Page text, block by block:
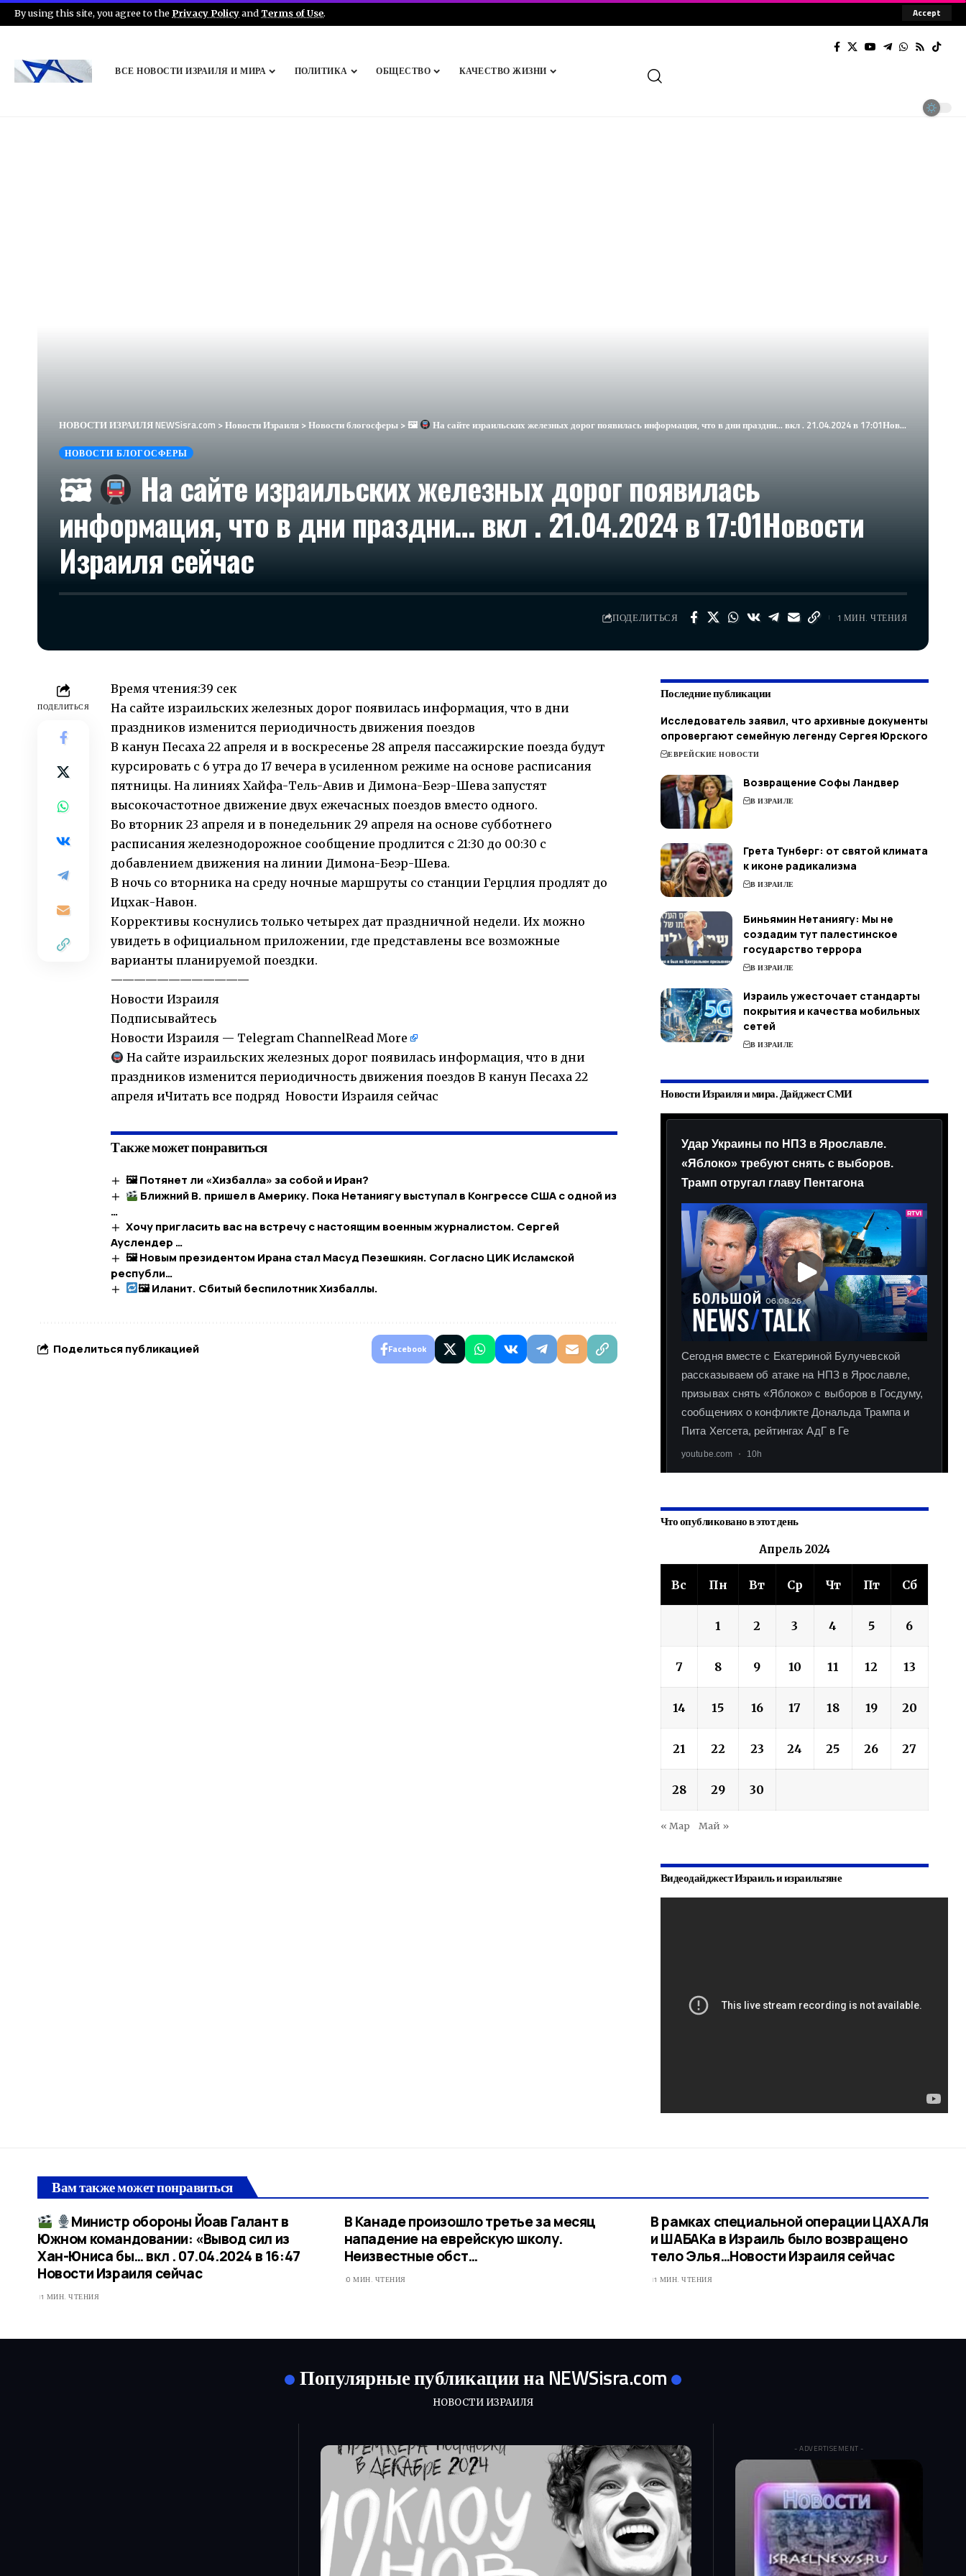
By using this site, you agree to the Privacy Policyand Terms of Use. Accept
ВСЕ НОВОСТИ ИЗРАИЛЯ И МИРА ПОЛИТИКА ОБЩЕСТВО КАЧЕСТВО ЖИЗНИ
НОВОСТИ ИЗРАИЛЯ NEWSisra.com >Новости Израиля >Новости блогосферы >🖼 На сайте израильских железных дорог появилась информация, что в дни праздни… вкл . 21.04.2024 в 17:01​Новости Израиля сейчас
НОВОСТИ БЛОГОСФЕРЫ
🖼
На сайте израильских железных дорог появилась
информация, что в дни праздни… вкл . 21.04.2024 в 17:01​Новости
Израиля сейчас
ПОДЕЛИТЬСЯ 1 МИН. ЧТЕНИЯ
ПОДЕЛИТЬСЯ
Время чтения:39 сек
На сайте израильских железных дорог появилась информация, что в дни
праздников изменится периодичность движения поездов
В канун Песаха 22 апреля и в воскресенье 28 апреля пассажирские поезда будут
курсировать с 6 утра до 17 вечера в усиленном режиме на основе расписания
пятницы. На линиях Хайфа-Тель-Авив и Димона-Беэр-Шева запустят
высокочастотное движение двух ежечасных поездов вместо одного.
Во вторник 23 апреля и в понедельник 29 апреля на основе субботнего
расписания железнодорожное сообщение продлится с 21:30 до 00:30 с
добавлением движения на линии Димона-Беэр-Шева.
В ночь со вторника на среду ночные маршруты со станции Герцлия продлят до
Ицхак-Навон.
Коррективы коснулись только четырех дат праздничной недели. Их можно
увидеть в официальном приложении, где представлены все возможные
варианты планируемой поездки.
————————————
Новости Израиля
Подписывайтесь
Новости Израиля — Telegram ChannelRead More
На сайте израильских железных дорог появилась информация, что в дни
праздников изменится периодичность движения поездов В канун Песаха 22
апреля иЧитать все подряд Новости Израиля сейчас
Также может понравиться
🖼 Потянет ли «Хизбалла» за собой и Иран?
Ближний В. пришел в Америку. Пока Нетаниягу выступал в Конгрессе США с одной из
…
Хочу пригласить вас на встречу с настоящим военным журналистом. Сергей
Ауслендер …
🖼 Новым президентом Ирана стал Масуд Пезешкиян. Согласно ЦИК Исламской
республи…
🖼 Иланит. Сбитый беспилотник Хизбаллы.
Поделиться публикацией Facebook
Последние публикации
Исследователь заявил, что архивные документы
опровергают семейную легенду Сергея Юрского
ЕВРЕЙСКИЕ НОВОСТИ
Возвращение Софы Ландвер
В ИЗРАИЛЕ
Грета Тунберг: от святой климата
к иконе радикализма
В ИЗРАИЛЕ
Биньямин Нетаниягу: Мы не
создадим тут палестинское
государство террора
В ИЗРАИЛЕ
Израиль ужесточает стандарты
покрытия и качества мобильных
сетей
В ИЗРАИЛЕ
Новости Израиля и мира. Дайджест СМИ
Что опубликовано в этот день
Апрель 2024
Вс Пн Вт Ср Чт Пт Сб
1 2 3 4 5 6
7 8 9 10 11 12 13
14 15 16 17 18 19 20
21 22 23 24 25 26 27
28 29 30
« Мар Май »
Видеодайджест Израиль и израильтяне
Вам также может понравиться
Министр обороны Йоав Галант в
Южном командовании: «Вывод сил из
Хан-Юниса бы… вкл . 07.04.2024 в 16:47​
Новости Израиля сейчас
1 МИН. ЧТЕНИЯ
В Канаде произошло третье за месяц
нападение на еврейскую школу.
Неизвестные обст…
0 МИН. ЧТЕНИЯ
В рамках специальной операции ЦАХАЛя
и ШАБАКа в Израиль было возвращено
тело Элья…​Новости Израиля сейчас
1 МИН. ЧТЕНИЯ
Популярные публикации на NEWSisra.com
НОВОСТИ ИЗРАИЛЯ
- ADVERTISEMENT -